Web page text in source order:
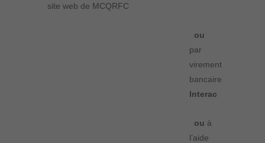
site web de MCQRFC
ou
par
virement
bancaire
Interac
ou à
l’aide